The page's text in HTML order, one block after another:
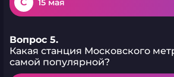
15 мая
Вопрос 5.
Какая станция Московского
самой популярной?